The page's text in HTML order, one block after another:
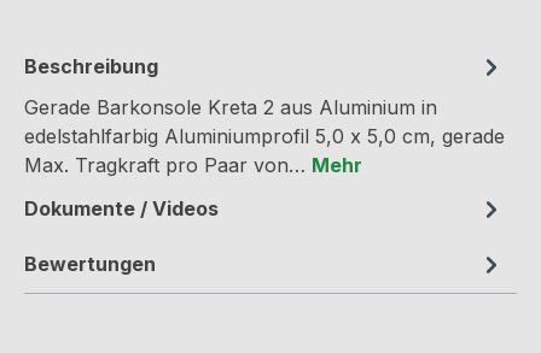
Beschreibung
Gerade Barkonsole Kreta 2 aus Aluminium in
edelstahlfarbig Aluminiumprofil 5,0 x 5,0 cm, gerade
Max. Tragkraft pro Paar von… Mehr
Dokumente / Videos
Bewertungen